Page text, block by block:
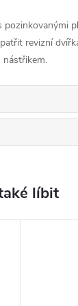
pozinkovanými
revizní
nástřikem.